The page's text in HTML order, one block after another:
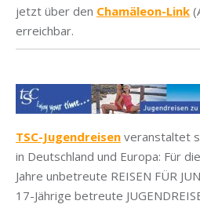
jetzt über den Chamäleon-Link
erreichbar.
TSC-Jugendreisen veranstaltet
in Deutschland und Europa: Für
Jahre unbetreute REISEN FÜR
17-Jährige betreute